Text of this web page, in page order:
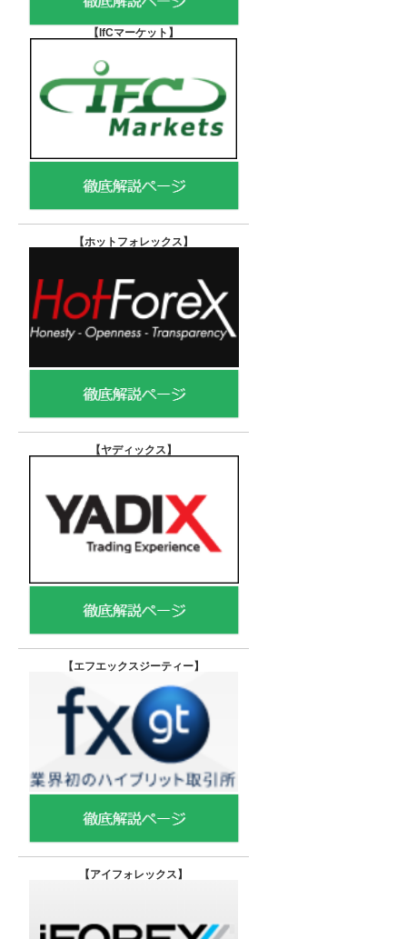
【IfCマーケット 】
【ホットフォレックス 】
【ヤディックス 】
【エフエックスジーティー】
【アイフォレックス】